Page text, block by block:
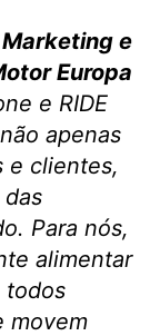
e
Europa
e RIDE
apenas
e clientes,
Para nós,
alimentar
todos
movem